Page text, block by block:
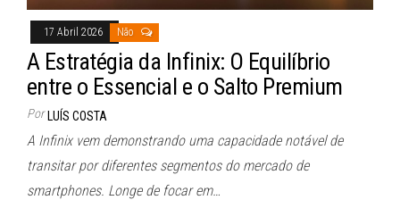
17 Abril 2026 Não
A Estratégia da Infinix: O Equilíbrio
entre o Essencial e o Salto Premium
Por LUÍS COSTA
A Infinix vem demonstrando uma capacidade notável de
transitar por diferentes segmentos do mercado de
smartphones. Longe de focar em…